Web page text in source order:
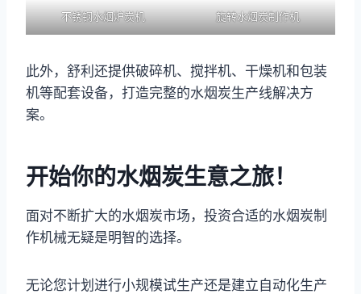
不锈钢水烟炉炭机 旋转水烟炭制作机
此外，舒利还提供破碎机、搅拌机、干燥机和包装
机等配套设备，打造完整的水烟炭生产线解决方
案。
开始你的水烟炭生意之旅！
面对不断扩大的水烟炭市场，投资合适的水烟炭制
作机械无疑是明智的选择。
无论您计划进行小规模试生产还是建立自动化生产